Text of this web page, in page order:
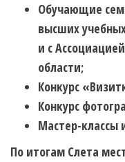
Обучающие
высших
и с
области;
Конкурс
Конкурс
Мастер-классы
По итогам Слета